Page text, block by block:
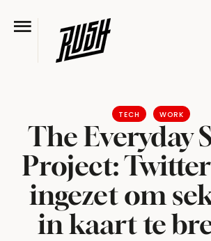
TECH WORK
The Everyday
Project:
ingezet om
in kaart te